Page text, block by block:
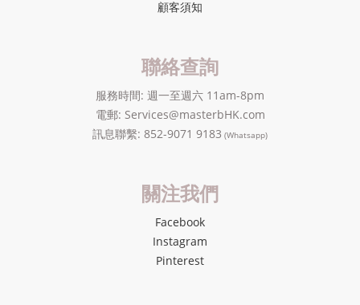
顧客須知
聯絡查詢
服務時間: 週一至週六 11am-8pm
電郵: Services@masterbHK.com
訊息聯繫: 852-9071 9183 (Whatsapp)
關注我們
Facebook
Instagram
Pinterest